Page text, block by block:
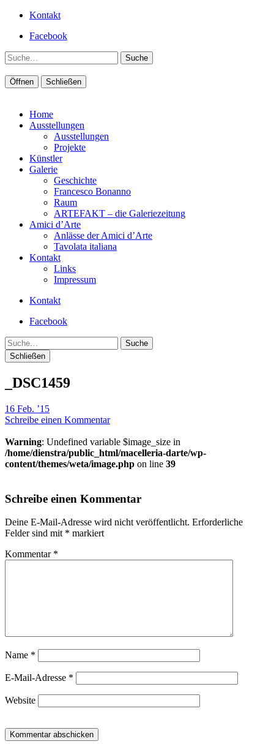
Kontakt
Facebook
Suche
Öffnen Schließen
Home
Ausstellungen
Ausstellungen
Projekte
Künstler
Galerie
Geschichte
Francesco Bonanno
Raum
ARTEFAKT – die Galeriezeitung
Amici d’Arte
Anlässe der Amici d’Arte
Tavolata italiana
Kontakt
Links
Impressum
Kontakt
Facebook
Suche
Schließen
_DSC1459
16 Feb. ’15
Schreibe einen Kommentar
Warning: Undefined variable $image_size in
/home/dienstra/public_html/macelleria-darte/wp-
content/themes/weta/image.php on line 39
Schreibe einen Kommentar
Deine E-Mail-Adresse wird nicht veröffentlicht. Erforderliche
Felder sind mit * markiert
Kommentar *
Name *
E-Mail-Adresse *
Website